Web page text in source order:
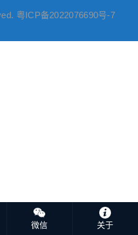
粤ICP备2022076690号-7
微信 关于